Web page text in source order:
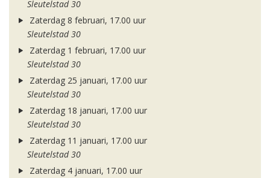
Sleutelstad 30
Zaterdag 8 februari, 17.00 uur
Sleutelstad 30
Zaterdag 1 februari, 17.00 uur
Sleutelstad 30
Zaterdag 25 januari, 17.00 uur
Sleutelstad 30
Zaterdag 18 januari, 17.00 uur
Sleutelstad 30
Zaterdag 11 januari, 17.00 uur
Sleutelstad 30
Zaterdag 4 januari, 17.00 uur